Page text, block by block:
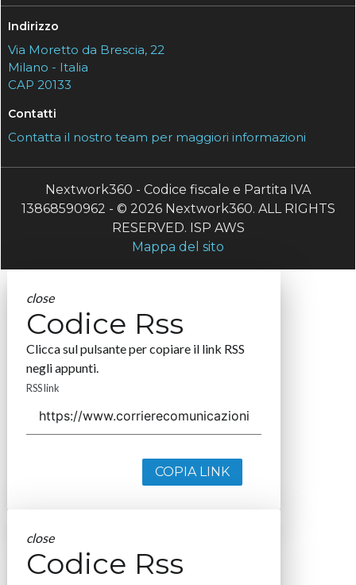
Indirizzo
Via Moretto da Brescia, 22
Milano - Italia
CAP 20133
Contatti
Contatta il nostro team per maggiori informazioni
Nextwork360 - Codice fiscale e Partita IVA
13868590962 - © 2026 Nextwork360. ALL RIGHTS
RESERVED. ISP AWS
Mappa del sito
close
Codice Rss
Clicca sul pulsante per copiare il link RSS
negli appunti.
RSS link
COPIA LINK
close
Codice Rss